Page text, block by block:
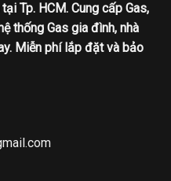
Tp. HCM. Cung cấp Gas,
thống Gas gia đình, nhà
Miễn phí lắp đặt và bảo